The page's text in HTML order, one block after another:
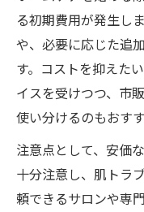
る初期費用が発生し
や、必要に応じた追
す。コストを抑えた
イスを受けつつ、市
使い分けるのもおすす
注意点として、安価
十分注意し、肌トラ
頼できるサロンや専